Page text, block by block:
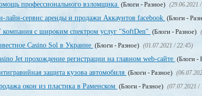
профессионального взломщика (Блоги - Разное) (29.06.2021
лайн-сервис аренды и продажи Аккаунтов facebook (Блоги -
компания с широким спектром услуг "SoftDen" (Блоги - Разное)
Casino Sol в Украине (Блоги - Разное) (01.07.2021 / 22:45)
Jet прохождение регистрации на главном web-сайте (Блоги -
защита кузова автомобиля (Блоги - Разное)
окон из пластика в Раменском (Блоги - Разное) (07.07.2021 /